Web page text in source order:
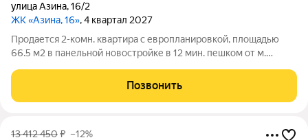
улица Азина,16/2
ЖК «Азина, 16», 4 квартал 2027
Продается 2-комн. квартира с европланировкой, площадью
66.5 м2 в панельной новостройке в 12 мин. пешком от м.
ипотечных средств, есть военная ипотека. Жилая площадь 27.9
м2, кухня 20.5 м2, отделка
Позвонить
13 412 450₽ –12%